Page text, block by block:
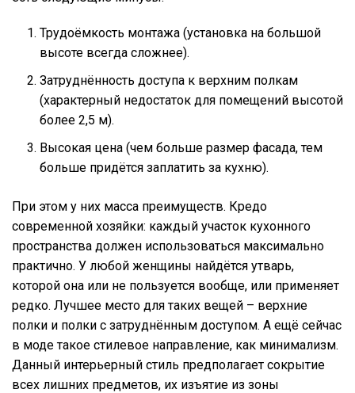
Трудоёмкость монтажа (установка на большой
высоте всегда сложнее).
Затруднённость доступа к верхним полкам
(характерный недостаток для помещений высотой
более 2,5 м).
Высокая цена (чем больше размер фасада, тем
больше придётся заплатить за кухню).
При этом у них масса преимуществ. Кредо
современной хозяйки: каждый участок кухонного
пространства должен использоваться максимально
практично. У любой женщины найдётся утварь,
которой она или не пользуется вообще, или применяет
редко. Лучшее место для таких вещей – верхние
полки и полки с затруднённым доступом. А ещё сейчас
в моде такое стилевое направление, как минимализм.
Данный интерьерный стиль предполагает сокрытие
всех лишних предметов, их изъятие из зоны